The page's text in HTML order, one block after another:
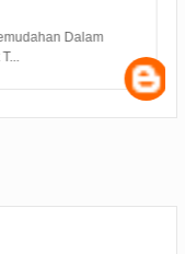
Dalam